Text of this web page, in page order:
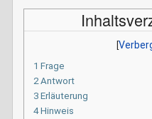
1 Frage
2 Antwort
3 Erläuterung
4 Hinweis